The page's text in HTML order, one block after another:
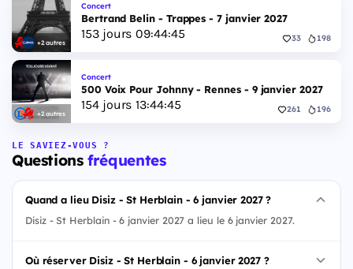
+2 autres
Concert
Bertrand Belin - Trappes - 7 janvier 2027
153jours 09:44:44 33 198
+2 autres
Concert
500 Voix Pour Johnny - Rennes - 9 janvier 2027
154jours 13:44:44 261 196
LE SAVIEZ-VOUS ?
Questionsfréquentes
Quand a lieu Disiz - St Herblain - 6 janvier 2027 ?
Disiz - St Herblain - 6 janvier 2027 a lieu le 6 janvier 2027.
Où réserver Disiz - St Herblain - 6 janvier 2027 ?